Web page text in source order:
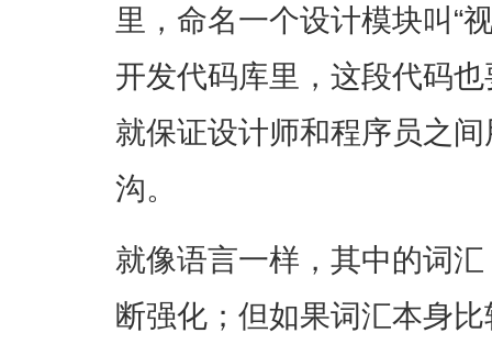
里，命名一个设计模块叫“
开发代码库里，这段代码
就保证设计师和程序员之
沟。
就像语言一样，其中的词
断强化；但如果词汇本身